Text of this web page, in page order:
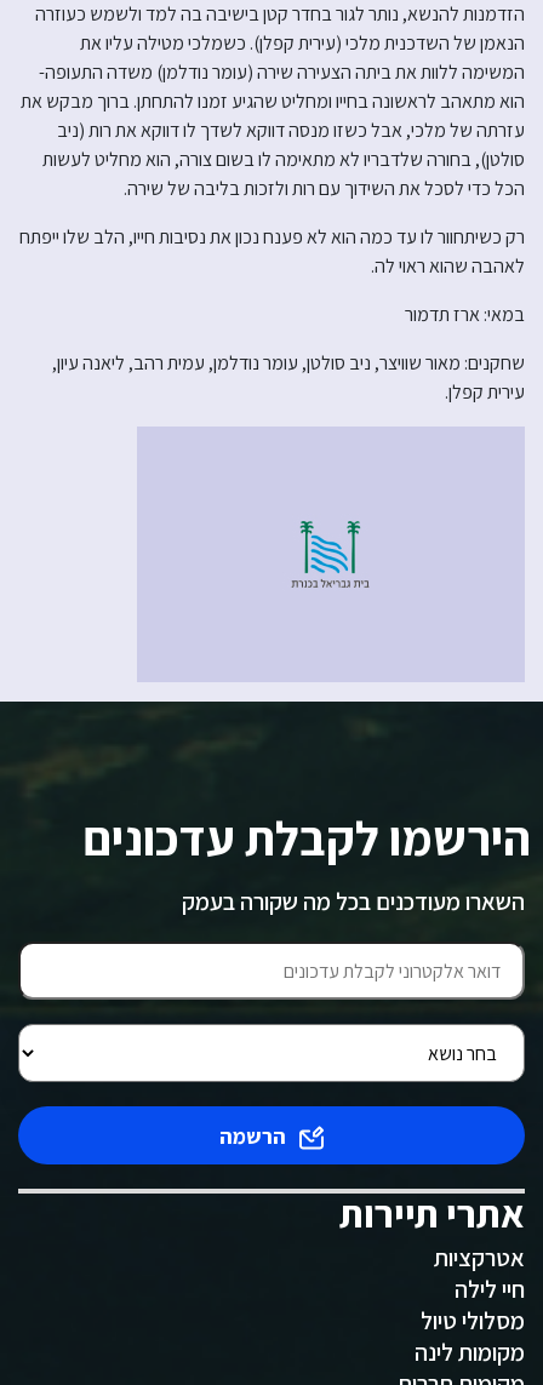
הזדמנות להנשא, נותר לגור בחדר קטן בישיבה בה למד ולשמש כעוזרה
הנאמן של השדכנית מלכי (עירית קפלן). כשמלכי מטילה עליו את
המשימה ללוות את ביתה הצעירה שירה (עומר נודלמן) משדה התעופה-
הוא מתאהב לראשונה בחייו ומחליט שהגיע זמנו להתחתן. ברוך מבקש את
עזרתה של מלכי, אבל כשזו מנסה דווקא לשדך לו דווקא את רות (ניב
סולטן), בחורה שלדבריו לא מתאימה לו בשום צורה, הוא מחליט לעשות
הכל כדי לסכל את השידוך עם רות ולזכות בליבה של שירה.
רק כשיתחוור לו עד כמה הוא לא פענח נכון את נסיבות חייו, הלב שלו ייפתח
לאהבה שהוא ראוי לה.
במאי: ארז תדמור
שחקנים: מאור שוויצר, ניב סולטן, עומר נודלמן, עמית רהב, ליאנה עיון,
עירית קפלן.
הירשמו לקבלת עדכונים
השארו מעודכנים בכל מה שקורה בעמק
הרשמה
אתרי תיירות
אטרקציות
חיי לילה
מסלולי טיול
מקומות לינה